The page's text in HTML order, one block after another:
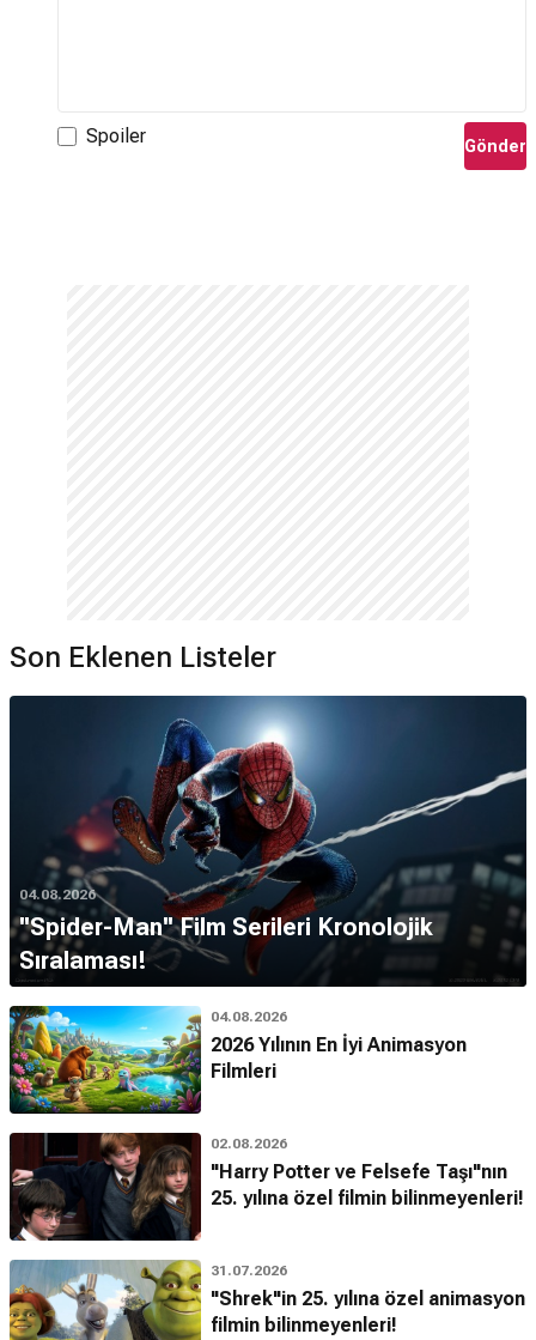
Spoiler Gönder
Son Eklenen Listeler
04.08.2026
''Spider-Man'' Film Serileri Kronolojik
Sıralaması!
04.08.2026
2026 Yılının En İyi Animasyon
Filmleri
02.08.2026
"Harry Potter ve Felsefe Taşı"nın
25. yılına özel filmin bilinmeyenleri!
31.07.2026
"Shrek"in 25. yılına özel animasyon
filmin bilinmeyenleri!